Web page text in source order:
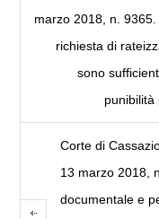
marzo 2018, n. 9365.
richiesta di
sono
punibilità
Corte di
13 marzo 2018,
documentale e